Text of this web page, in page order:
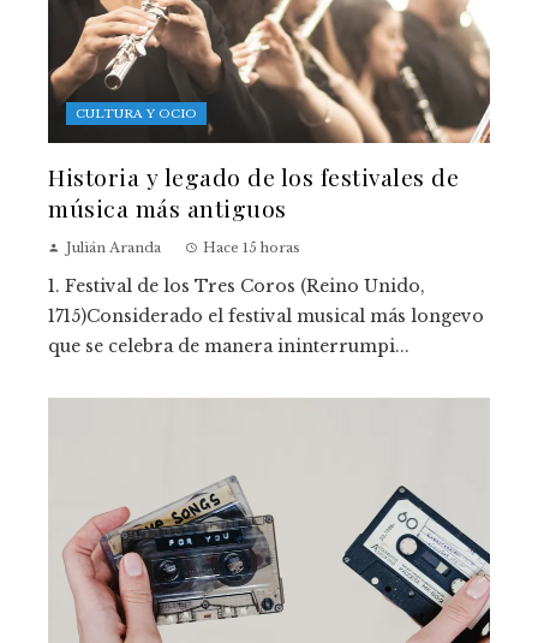
CULTURA Y OCIO
Historia y legado de los festivales de
música más antiguos
Julián Aranda Hace 15 horas
1. Festival de los Tres Coros (Reino Unido,
1715)Considerado el festival musical más longevo
que se celebra de manera ininterrumpi...